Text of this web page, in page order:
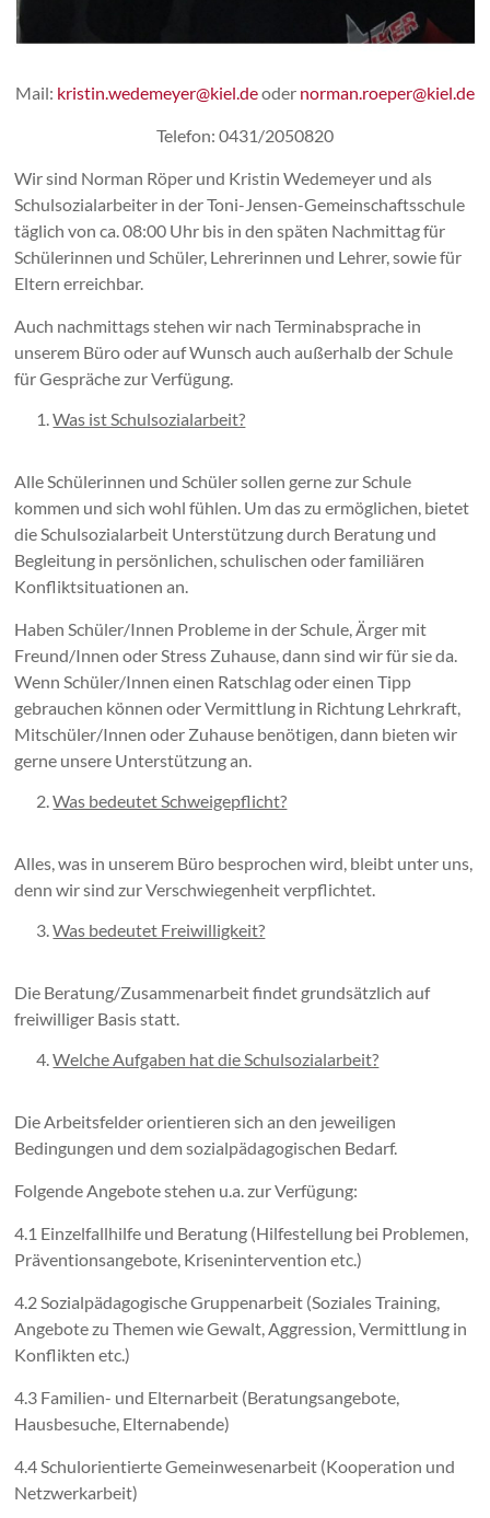
Mail: kristin.wedemeyer@kiel.deoder norman.roeper@kiel.de
Telefon: 0431/2050820
Wir sind Norman Röper und Kristin Wedemeyer und als
Schulsozialarbeiter in der Toni-Jensen-Gemeinschaftsschule
täglich von ca. 08:00 Uhr bis in den späten Nachmittag für
Schülerinnen und Schüler, Lehrerinnen und Lehrer, sowie für
Eltern erreichbar.
Auch nachmittags stehen wir nach Terminabsprache in
unserem Büro oder auf Wunsch auch außerhalb der Schule
für Gespräche zur Verfügung.
Was ist Schulsozialarbeit?
Alle Schülerinnen und Schüler sollen gerne zur Schule
kommen und sich wohl fühlen. Um das zu ermöglichen, bietet
die Schulsozialarbeit Unterstützung durch Beratung und
Begleitung in persönlichen, schulischen oder familiären
Konfliktsituationen an.
Haben Schüler/Innen Probleme in der Schule, Ärger mit
Freund/Innen oder Stress Zuhause, dann sind wir für sie da.
Wenn Schüler/Innen einen Ratschlag oder einen Tipp
gebrauchen können oder Vermittlung in Richtung Lehrkraft,
Mitschüler/Innen oder Zuhause benötigen, dann bieten wir
gerne unsere Unterstützung an.
Was bedeutet Schweigepflicht?
Alles, was in unserem Büro besprochen wird, bleibt unter uns,
denn wir sind zur Verschwiegenheit verpflichtet.
Was bedeutet Freiwilligkeit?
Die Beratung/Zusammenarbeit findet grundsätzlich auf
freiwilliger Basis statt.
Welche Aufgaben hat die Schulsozialarbeit?
Die Arbeitsfelder orientieren sich an den jeweiligen
Bedingungen und dem sozialpädagogischen Bedarf.
Folgende Angebote stehen u.a. zur Verfügung:
4.1 Einzelfallhilfe und Beratung (Hilfestellung bei Problemen,
Präventionsangebote, Krisenintervention etc.)
4.2 Sozialpädagogische Gruppenarbeit (Soziales Training,
Angebote zu Themen wie Gewalt, Aggression, Vermittlung in
Konflikten etc.)
4.3 Familien- und Elternarbeit (Beratungsangebote,
Hausbesuche, Elternabende)
4.4 Schulorientierte Gemeinwesenarbeit (Kooperation und
Netzwerkarbeit)